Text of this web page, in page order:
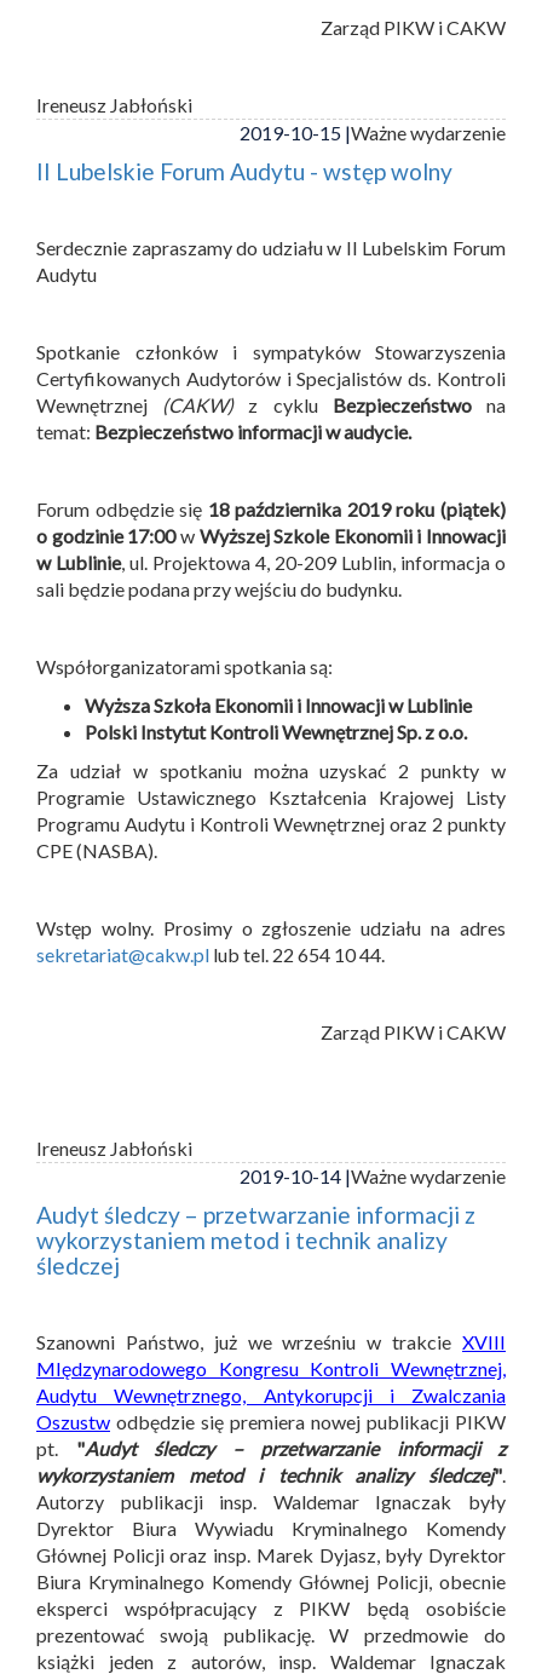
Zarząd PIKW i CAKW
Ireneusz Jabłoński
2019-10-15 |Ważne wydarzenie
II Lubelskie Forum Audytu - wstęp wolny
Serdecznie zapraszamy do udziału w II Lubelskim Forum
Audytu
Spotkanie członków i sympatyków Stowarzyszenia
Certyfikowanych Audytorów i Specjalistów ds. Kontroli
Wewnętrznej (CAKW)z cyklu Bezpieczeństwona
temat: Bezpieczeństwo informacji w audycie.
Forum odbędzie się 18 października 2019 roku (piątek)
o godzinie 17:00w Wyższej Szkole Ekonomii i Innowacji
w Lublinie, ul. Projektowa 4, 20-209 Lublin, informacja o
sali będzie podana przy wejściu do budynku.
Współorganizatorami spotkania są:
Wyższa Szkoła Ekonomii i Innowacji w Lublinie
Polski Instytut Kontroli Wewnętrznej Sp. z o.o.
Za udział w spotkaniu można uzyskać 2 punkty w
Programie Ustawicznego Kształcenia Krajowej Listy
Programu Audytu i Kontroli Wewnętrznej oraz 2 punkty
CPE (NASBA).
Wstęp wolny. Prosimy o zgłoszenie udziału na adres
sekretariat@cakw.pl lub tel. 22 654 10 44.
Zarząd PIKW i CAKW
Ireneusz Jabłoński
2019-10-14 |Ważne wydarzenie
Audyt śledczy – przetwarzanie informacji z
wykorzystaniem metod i technik analizy
śledczej
Szanowni Państwo, już we wrześniu w trakcie XVIII
MIędzynarodowego Kongresu Kontroli Wewnętrznej,
Audytu Wewnętrznego, Antykorupcji i Zwalczania
Oszustw odbędzie się premiera nowej publikacji PIKW
pt. "Audyt śledczy – przetwarzanie informacji z
wykorzystaniem metod i technik analizy śledczej"
Autorzy publikacji insp. Waldemar Ignaczak były
Dyrektor Biura Wywiadu Kryminalnego Komendy
Głównej Policji oraz insp. Marek Dyjasz, były Dyrektor
Biura Kryminalnego Komendy Głównej Policji, obecnie
eksperci współpracujący z PIKW będą osobiście
prezentować swoją publikację. W przedmowie do
książki jeden z autorów, insp. Waldemar Ignaczak